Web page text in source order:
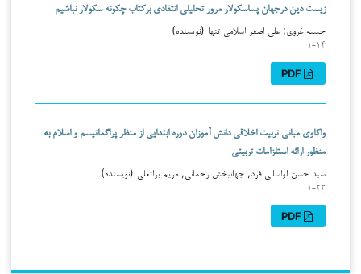
زیست دین درجهان پساسکولار مرور تحلیلی انتقادی برکتاب چکونه سکولار نباشیم
حبیبه غروی; علی اصغر اسلامی تنها (نویسنده)
۱-۱۴
واکاوی مبانی تربیت اخلاقی دانش آموزان دوره ابتدایی از منظر پراگماتیسم و اسلام به
منظور ارائه استلزامات تربیتی
سید حسن لواسانی فرد, جهانبخش رحمانی, مریم براتعلی (نویسنده)
۱-۲۳